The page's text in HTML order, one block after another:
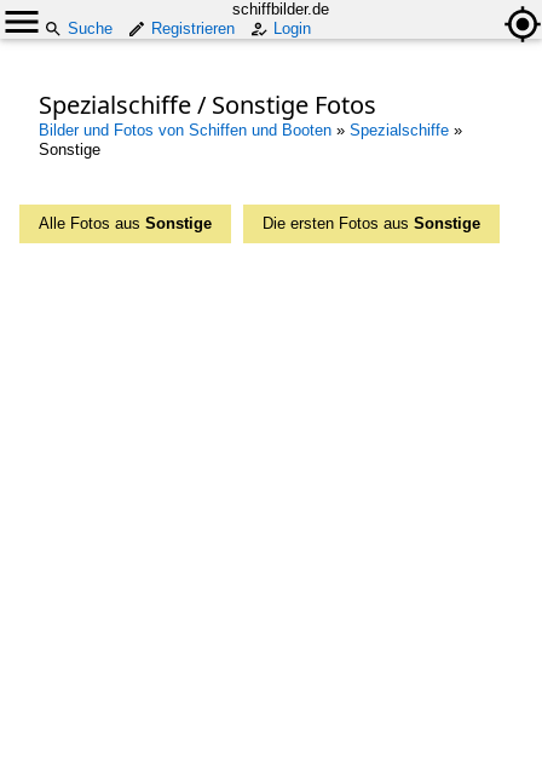
schiffbilder.de
Suche
Registrieren Login
Spezialschiffe / Sonstige Fotos
Bilder und Fotos von Schiffen und Booten » Spezialschiffe »
Sonstige
Alle Fotos aus Sonstige Die ersten Fotos aus Sonstige